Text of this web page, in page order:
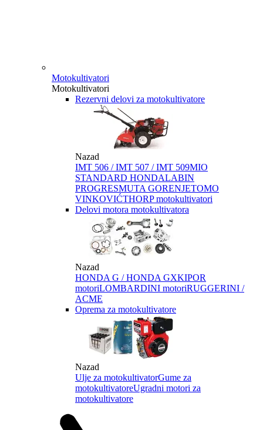
Motokultivatori
Motokultivatori
Rezervni delovi za motokultivatore
Nazad
IMT 506 / IMT 507 / IMT 509MIO
STANDARD HONDALABIN
PROGRESMUTA GORENJETOMO
VINKOVIĆTHORP motokultivatori
Delovi motora motokultivatora
Nazad
HONDA G / HONDA GXKIPOR
motoriLOMBARDINI motoriRUGGERINI /
ACME
Oprema za motokultivatore
Nazad
Ulje za motokultivatorGume za
motokultivatoreUgradni motori za
motokultivatore